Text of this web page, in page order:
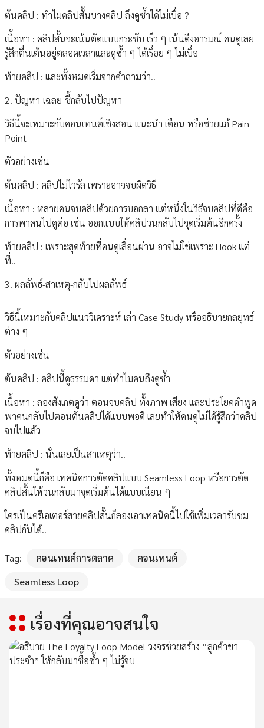
ต้นคลิป : ทำไมคลิปสั้นบางคลิป ถึงดูซ้ำได้ไม่เบื่อ ?
เนื้อหา : คลิปสั้นจะเน้นตัดแบบกระชับ เร็ว ๆ เน้นดึงอารมณ์ คนดูเลย
รู้สึกตื่นเต้นอยู่ตลอดเวลาและดูซ้ำ ๆ ได้เรื่อย ๆ ไม่เบื่อ
ท้ายคลิป : และทั้งหมดเริ่มจากคำถามว่า..
2. ปัญหา-เฉลย-ชี้กลับไปปัญหา
วิธีนี้จะเหมาะกับคอนเทนต์เชิงสอน แนะนำ เตือน หรือช่วยแก้ Pain
Point
ตัวอย่างเช่น
ต้นคลิป : คลิปไม่ไวรัล เพราะอาจจบผิดวิธี
เนื้อหา : หลายคนจบคลิปด้วยการบอกลา แต่หนึ่งในวิธีจบคลิปที่ดีคือ
การพาคนไปดูต่อ เช่น ออกแบบให้คลิปวนกลับไปจุดเริ่มต้นอีกครั้ง
ท้ายคลิป : เพราะสุดท้ายที่คนดูเลื่อนผ่าน อาจไม่ใช่เพราะ Hook แต่
ที่..
3. ผลลัพธ์-สาเหตุ-กลับไปผลลัพธ์
วิธีนี้เหมาะกับคลิปแนววิเคราะห์ เล่า Case Study หรืออธิบายกลยุทธ์
ต่าง ๆ
ตัวอย่างเช่น
ต้นคลิป : คลิปนี้ดูธรรมดา แต่ทำไมคนถึงดูซ้ำ
เนื้อหา : ลองสังเกตดูว่า ตอนจบคลิป ทั้งภาพ เสียง และประโยคคำพูด
พาคนกลับไปตอนต้นคลิปได้แบบพอดี เลยทำให้คนดูไม่ได้รู้สึกว่าคลิป
จบไปแล้ว
ท้ายคลิป : นั่นเลยเป็นสาเหตุว่า..
ทั้งหมดนี้ก็คือ เทคนิคการตัดคลิปแบบ Seamless Loop หรือการตัด
คลิปสั้นให้วนกลับมาจุดเริ่มต้นได้แบบเนียน ๆ
ใครเป็นครีเอเตอร์สายคลิปสั้นก็ลองเอาเทคนิคนี้ไปใช้เพิ่มเวลารับชม
คลิปกันได้..
Tag: คอนเทนต์การตลาด
คอนเทนต์
Seamless Loop
เรื่องที่คุณอาจสนใจ